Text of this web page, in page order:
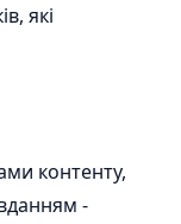
які
контенту,
-